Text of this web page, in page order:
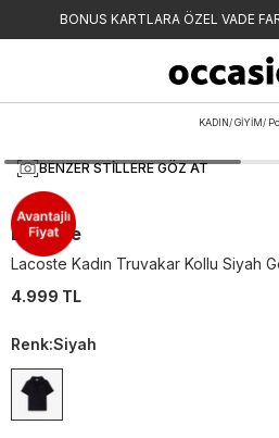
BONUS KARTLARA ÖZEL VADE
KADIN/ GİYİM/
BENZER STILLERE GÖZ AT
Lacoste
Lacoste Kadın Truvakar Kollu Siyah
4.999 TL
Renk:Siyah